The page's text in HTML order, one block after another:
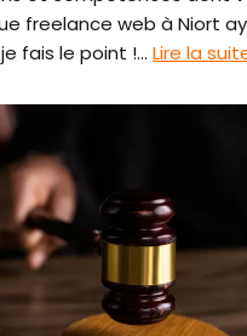
freelance web à Niort
fais le point !… Lire la